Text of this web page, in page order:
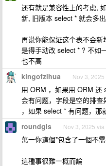
还有就是兼容性上的考虑,
新, 旧版本 select * 就会多
再说你能保证这个表不会
是得手动改 select * ? 不如
也不高
kingofzihua Nov 3, 2025
用 ORM ，如果用 ORM
会有问题，字段是空的排
，如果 select * 有问题，那
roundgis Nov 3, 2025
萬一你這個*包含了一個不
這種事很難一概而論